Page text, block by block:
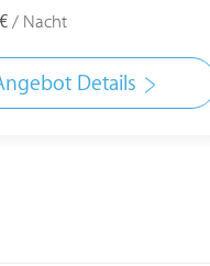
/ Nacht
Details